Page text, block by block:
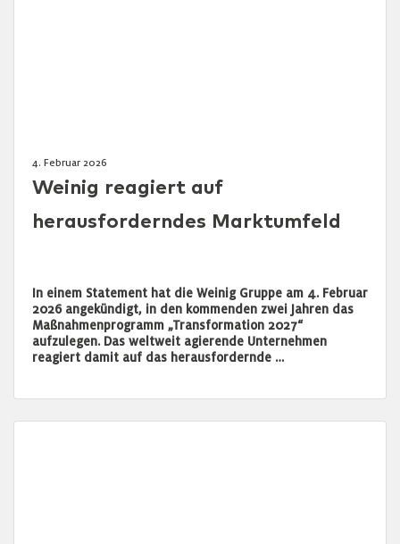
4. Februar 2026
Weinig reagiert auf
herausforderndes Marktumfeld
In einem Statement hat die Weinig Gruppe am 4. Februar
2026 angekündigt, in den kommenden zwei Jahren das
Maßnahmenprogramm „Transformation 2027“
aufzulegen. Das weltweit agierende Unternehmen
reagiert damit auf das herausfordernde …